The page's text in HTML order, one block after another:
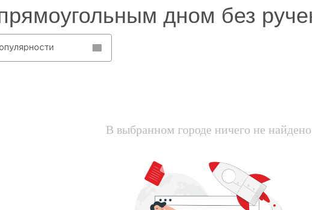
дном без
В выбранном городе ничего не найдено